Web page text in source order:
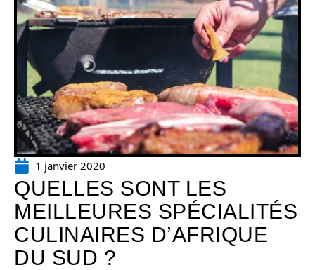
1 janvier 2020
QUELLES SONT LES
MEILLEURES SPÉCIALITÉS
CULINAIRES D’AFRIQUE
DU SUD ?